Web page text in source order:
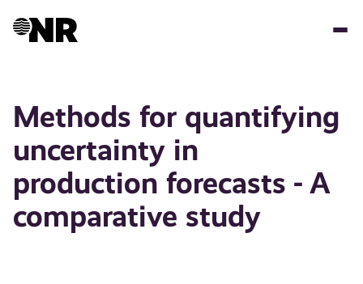
Methods for quantifying
uncertainty in
production forecasts - A
comparative study